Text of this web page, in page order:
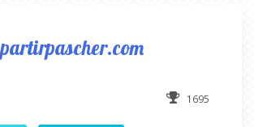
partirpascher.com
1695